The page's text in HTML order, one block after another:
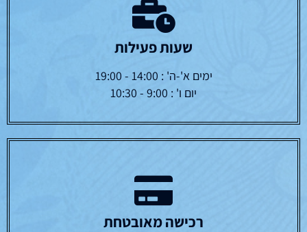
שעות פעילות
ימים א'-ה' : 14:00 - 19:00
יום ו' : 9:00 - 10:30
רכישה מאובטחת